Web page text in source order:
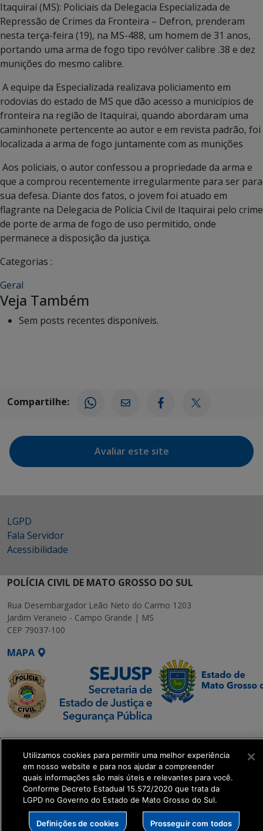
Itaquiraí (MS): Policiais da Delegacia Especializada de
Repressão de Crimes da Fronteira – Defron, prenderam
nesta terça-feira (19), na MS-488, um homem de 31 anos,
portando uma arma de fogo tipo revólver calibre .38 e dez
munições do mesmo calibre.
A equipe da Especializada realizava policiamento em
rodovias do estado de MS que dão acesso a municípios de
fronteira na região de Itaquirai, quando abordaram uma
caminhonete pertencente ao autor e em revista padrão, foi
localizada a arma de fogo juntamente com as munições
Aos policiais, o autor confessou a propriedade da arma e
que a comprou recentemente irregularmente para ser para
sua defesa. Diante dos fatos, o jovem foi atuado em
flagrante na Delegacia de Polícia Civil de Itaquirai pelo crime
de porte de arma de fogo de uso permitido, onde
permanece a disposição da justiça.
Categorias :
Geral
Veja Também
Sem posts recentes disponíveis.
Compartilhe:
Avaliar este site
LGPD
Fala Servidor
Acessibilidade
POLÍCIA CIVIL DE MATO GROSSO DO SUL
Rua Desembargador Leão Neto do Carmo 1203
Jardim Veraneio - Campo Grande | MS
CEP 79037-100
MAPA
SETDIG | Secretaria-
Executiva de
Transformação Digital
get_footer();
Utilizamos cookies para permitir uma melhor experiência
em nosso website e para nos ajudar a compreender
quais informações são mais úteis e relevantes para você.
Conforme Decreto Estadual 15.572/2020 que trata da
LGPD no Governo do Estado de Mato Grosso do Sul.
Definições de cookies Prosseguir com todos